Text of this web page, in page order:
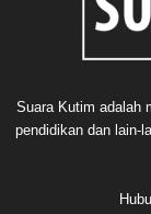
Suara Kutim adalah
pendidikan dan lain-